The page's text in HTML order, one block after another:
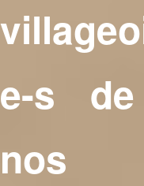
e-s
nos